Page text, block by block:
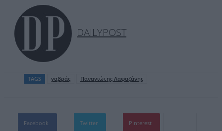
DAILYPOST
TAGS γαβράς Παναγιώτης Λαφαζάνης
Facebook Twitter Pinterest